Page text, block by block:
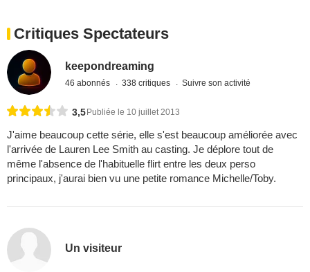
Critiques Spectateurs
keepondreaming
46 abonnés 338 critiques Suivre son activité
3,5Publiée le 10 juillet 2013
J'aime beaucoup cette série, elle s'est beaucoup améliorée avec
l'arrivée de Lauren Lee Smith au casting. Je déplore tout de
même l'absence de l'habituelle flirt entre les deux perso
principaux, j'aurai bien vu une petite romance Michelle/Toby.
Un visiteur